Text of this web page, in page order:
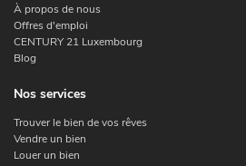
À propos de nous
Offres d'emploi
CENTURY 21 Luxembourg
Blog
Nos services
Trouver le bien de vos rêves
Vendre un bien
Louer un bien